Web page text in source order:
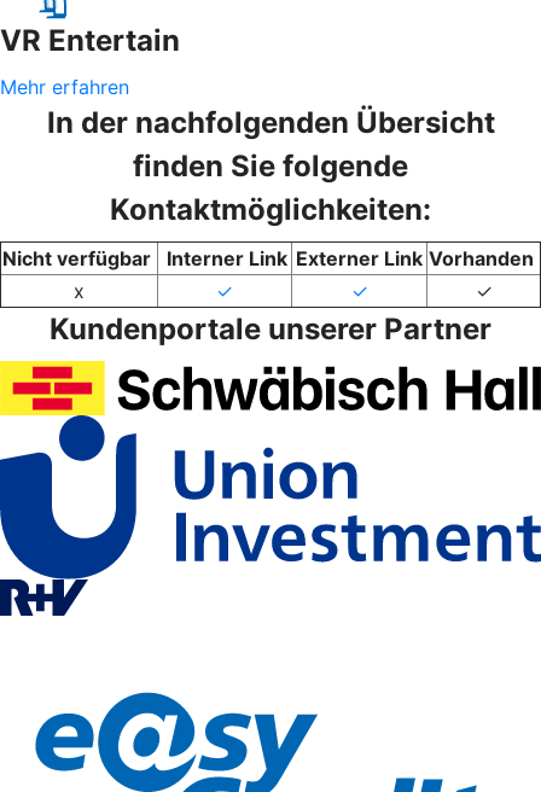
VR Entertain
Mehr erfahren
In der nachfolgenden Übersicht
finden Sie folgende
Kontaktmöglichkeiten:
Nicht verfügbar Interner Link Externer Link Vorhanden
x
✓ ✓ ✓
Kundenportale unserer Partner